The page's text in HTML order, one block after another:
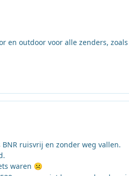
en outdoor voor alle zenders,
ruisvrij en zonder weg vallen.
waren ☹️